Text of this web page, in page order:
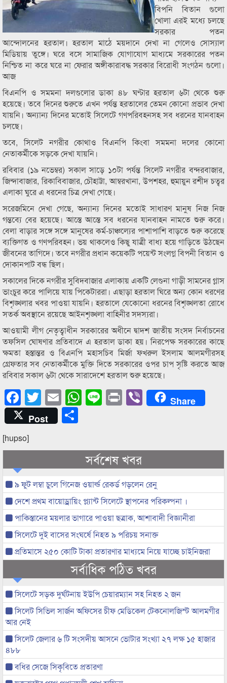
বিপনি বিতান গুলো
খোলা এরই মধ্যে চলছে
সরকার পতন
আন্দোলনের হরতাল। হরতাল মাঠে ময়দানে দেখা না গেলেও সোস্যাল
মিডিয়ায় তুঙ্গে। ঘরে বসে সামাজিক যোগাযোগ মাধ্যমে সরকারের পতন
নিশ্চিত না করে ঘরে না ফেরার অঙ্গীকারাবদ্ধ সরকার বিরোধী সংগঠন গুলো।
আজ
বিএনপি ও সমমনা দলগুলোর ডাকা ৪৮ ঘণ্টার হরতাল ৬টা থেকে শুরু
হয়েছে। তবে দিনের শুরুতে এখন পর্যন্ত হরতালের তেমন কোনো প্রভাব দেখা
যায়নি। অন্যান্য দিনের মতোই সিলেটে গণপরিবহনসহ সব ধরনের যানবাহন
চলছে।
তবে, সিলেট নগরীর কোথাও বিএনপি কিংবা সমমনা দলের কোনো
নেতাকর্মীকে সড়কে দেখা যায়নি।
রবিবার (১৯ নভেম্বর) সকাল সাড়ে ১০টা পর্যন্ত সিলেট নগরীর বন্দরবাজার,
জিন্দাবাজার, রিকাবিবাজার, চৌহাট্টা, আম্বরখানা, উপশহর, হুমায়ুন রশীদ চত্বর
এলাকা ঘুরে এ ধরনের চিত্র দেখা গেছে।
সরেজমিনে দেখা গেছে, অন্যান্য দিনের মতোই সাধারণ মানুষ নিজ নিজ
গন্তব্যে বের হয়েছে। আস্তে আস্তে সব ধরনের যানবাহন নামতে শুরু করে।
বেলা বাড়ার সঙ্গে সঙ্গে মানুষের কর্ম-চাঞ্চল্যের পাশাপাশি বাড়তে শুরু করেছে
ব্যক্তিগত ও গণপরিবহন। ভয় থাকলেও কিছু যাত্রী বাধ্য হয়ে গাড়িতে উঠছেন
জীবনের তাগিদে। তবে নগরীর প্রধান কয়েকটি পয়েন্ট সংলগ্ন বিপনী বিতান ও
দোকানপাট বন্ধ ছিল।
সকালের দিকে নগরীর সুবিদবাজার এলাকায় একটি লেগুনা গাড়ী সামনের গ্লাস
ভাংচুর করে পালিয়ে যায় পিকেটাররা। এছাড়া হরতাল ঘিরে অন্য কোন ধরণের
বিশৃঙ্খলার খবর পাওয়া যায়নি। হরতালে যেকোনো ধরনের বিশৃঙ্খলতা রোধে
সতর্ক অবস্থানে রয়েছে আইনশৃঙ্খলা বাহিনীর সদস্যরা।
আওয়ামী লীগ নেতৃত্বাধীন সরকারের অধীনে দ্বাদশ জাতীয় সংসদ নির্বাচনের
তফসিল ঘোষণার প্রতিবাদে এ হরতাল ডাকা হয়। নিরপেক্ষ সরকারের কাছে
ক্ষমতা হস্তান্তর ও বিএনপি মহাসচিব মির্জা ফখরুল ইসলাম আলমগীরসহ
গ্রেফতার সব নেতাকর্মীকে মুক্তি দিতে সরকারের ওপর চাপ সৃষ্টি করতে আজ
রবিবার সকাল ৬টা থেকে সারাদেশে হরতাল শুরু হয়েছে।
Facebook
Twitter
EmailWhatsApp
LinePrintViberShare
Post
[hupso]
সর্বশেষ খবর
৯ ফুট লম্বা চুলে গিনেজ ওয়ার্ল্ড রেকর্ড গড়লেন রেনু
দেশে প্রথম বায়োড্রায়িং প্ল্যান্ট সিলেটে স্থাপনের পরিকল্পনা ।
পাকিস্তানের ময়লার ভাগারে পাওয়া ছত্রাক, আশাবাদী বিজ্ঞানীরা
সিলেটে দুই বাসের সংঘর্ষে নিহত ৯ পরিচয় সনাক্ত
প্রতিমাসে ২৫০ কোটি টাকা প্রতারণার মাধ্যমে নিয়ে যাচ্ছে চাইনিজরা
সর্বাধিক পঠিত খবর
সিলেটে সড়ক দুর্ঘটনায় ইউপি চেয়ারম্যান সহ নিহত ২ জন
সিলেট সিভিল সার্জন অফিসের চীফ মেডিকেল টেকনোলজিস্ট আলমগীর
আর নেই
সিলেট জেলার ৬ টি সংসদীয় আসনে ভোটার সংখ্যা ২৭ লক্ষ ১৫ হাজার
৪৮৮
বধির সেজে সিকৃবিতে প্রতারণা